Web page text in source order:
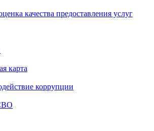
качества предоставления услуг
карта
коррупции